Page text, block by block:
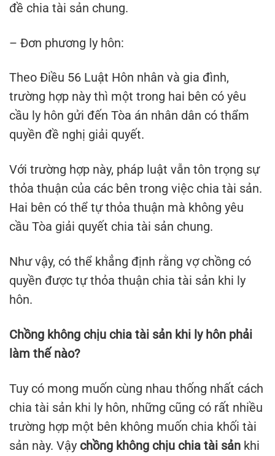
đề chia tài sản chung.
– Đơn phương ly hôn:
Theo Điều 56 Luật Hôn nhân và gia đình,
trường hợp này thì một trong hai bên có yêu
cầu ly hôn gửi đến Tòa án nhân dân có thẩm
quyền đề nghị giải quyết.
Với trường hợp này, pháp luật vẫn tôn trọng sự
thỏa thuận của các bên trong việc chia tài sản.
Hai bên có thể tự thỏa thuận mà không yêu
cầu Tòa giải quyết chia tài sản chung.
Như vậy, có thể khẳng định rằng vợ chồng có
quyền được tự thỏa thuận chia tài sản khi ly
hôn.
Chồng không chịu chia tài sản khi ly hôn phải
làm thế nào?
Tuy có mong muốn cùng nhau thống nhất cách
chia tài sản khi ly hôn, những cũng có rất nhiều
trường hợp một bên không muốn chia khối tài
sản này. Vậy chồng không chịu chia tài sản khi